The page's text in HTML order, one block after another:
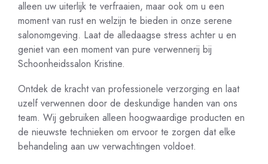
alleen uw uiterlijk te verfraaien, maar ook om u een
moment van rust en welzijn te bieden in onze serene
salonomgeving. Laat de alledaagse stress achter u en
geniet van een moment van pure verwennerij bij
Schoonheidssalon Kristine.
Ontdek de kracht van professionele verzorging en laat
uzelf verwennen door de deskundige handen van ons
team. Wij gebruiken alleen hoogwaardige producten en
de nieuwste technieken om ervoor te zorgen dat elke
behandeling aan uw verwachtingen voldoet.